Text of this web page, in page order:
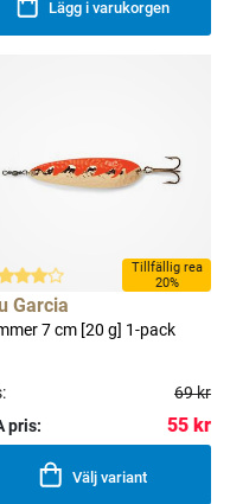
Lägg i varukorgen
Tillfällig rea
20%
Garcia
7 cm [20 g] 1-pack
69 kr
pris:
55 kr
Välj variant